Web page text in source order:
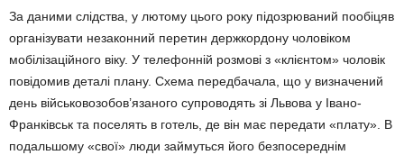
За даними слідства, у лютому цього року підозрюваний пообіцяв
організувати незаконний перетин держкордону чоловіком
мобілізаційного віку. У телефонній розмові з «клієнтом» чоловік
повідомив деталі плану. Схема передбачала, що у визначений
день військовозобов’язаного супроводять зі Львова у Івано-
Франківськ та поселять в готель, де він має передати «плату». В
подальшому «свої» люди займуться його безпосереднім